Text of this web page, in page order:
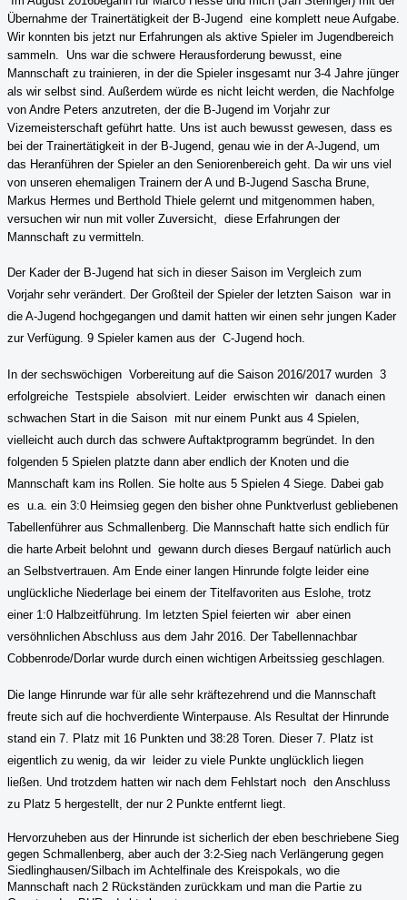
Übernahme der Trainertätigkeit der B-Jugend eine komplett neue Aufgabe.
Wir konnten bis jetzt nur Erfahrungen als aktive Spieler im Jugendbereich
sammeln. Uns war die schwere Herausforderung bewusst, eine
Mannschaft zu trainieren, in der die Spieler insgesamt nur 3-4 Jahre jünger
als wir selbst sind. Außerdem würde es nicht leicht werden, die Nachfolge
von Andre Peters anzutreten, der die B-Jugend im Vorjahr zur
Vizemeisterschaft geführt hatte. Uns ist auch bewusst gewesen, dass es
bei der Trainertätigkeit in der B-Jugend, genau wie in der A-Jugend, um
das Heranführen der Spieler an den Seniorenbereich geht. Da wir uns viel
von unseren ehemaligen Trainern der A und B-Jugend Sascha Brune,
Markus Hermes und Berthold Thiele gelernt und mitgenommen haben,
versuchen wir nun mit voller Zuversicht, diese Erfahrungen der
Mannschaft zu vermitteln.
Der Kader der B-Jugend hat sich in dieser Saison im Vergleich zum
Vorjahr sehr verändert. Der Großteil der Spieler der letzten Saison war in
die A-Jugend hochgegangen und damit hatten wir einen sehr jungen Kader
zur Verfügung. 9 Spieler kamen aus der C-Jugend hoch.
In der sechswöchigen Vorbereitung auf die Saison 2016/2017 wurden 3
erfolgreiche Testspiele absolviert. Leider erwischten wir danach einen
schwachen Start in die Saison mit nur einem Punkt aus 4 Spielen,
vielleicht auch durch das schwere Auftaktprogramm begründet. In den
folgenden 5 Spielen platzte dann aber endlich der Knoten und die
Mannschaft kam ins Rollen. Sie holte aus 5 Spielen 4 Siege. Dabei gab
es u.a. ein 3:0 Heimsieg gegen den bisher ohne Punktverlust gebliebenen
Tabellenführer aus Schmallenberg. Die Mannschaft hatte sich endlich für
die harte Arbeit belohnt und gewann durch dieses Bergauf natürlich auch
an Selbstvertrauen. Am Ende einer langen Hinrunde folgte leider eine
unglückliche Niederlage bei einem der Titelfavoriten aus Eslohe, trotz
einer 1:0 Halbzeitführung. Im letzten Spiel feierten wir aber einen
versöhnlichen Abschluss aus dem Jahr 2016. Der Tabellennachbar
Cobbenrode/Dorlar wurde durch einen wichtigen Arbeitssieg geschlagen.
Die lange Hinrunde war für alle sehr kräftezehrend und die Mannschaft
freute sich auf die hochverdiente Winterpause. Als Resultat der Hinrunde
stand ein 7. Platz mit 16 Punkten und 38:28 Toren. Dieser 7. Platz ist
eigentlich zu wenig, da wir leider zu viele Punkte unglücklich liegen
ließen. Und trotzdem hatten wir nach dem Fehlstart noch den Anschluss
zu Platz 5 hergestellt, der nur 2 Punkte entfernt liegt.
Hervorzuheben aus der Hinrunde ist sicherlich der eben beschriebene Sieg
gegen Schmallenberg, aber auch der 3:2-Sieg nach Verlängerung gegen
Siedlinghausen/Silbach im Achtelfinale des Kreispokals, wo die
Mannschaft nach 2 Rückständen zurückkam und man die Partie zu